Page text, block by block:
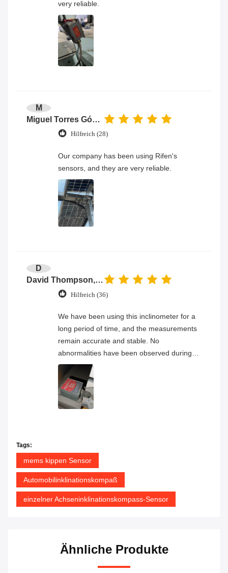
very reliable.
M
Miguel Torres Gómez
Hilfreich (28)
Our company has been using Rifen's
sensors, and they are very reliable.
D
David Thompson, Senior Engineer
Hilfreich (36)
We have been using this inclinometer for a
long period of time, and the measurements
remain accurate and stable. No
abnormalities have been observed during
continuous operation, and the overall
product quality has proven to be very
reliable.
Tags:
mems kippen Sensor
Automobilinklinationskompaß
einzelner Achseninklinationskompass-Sensor
Ähnliche Produkte